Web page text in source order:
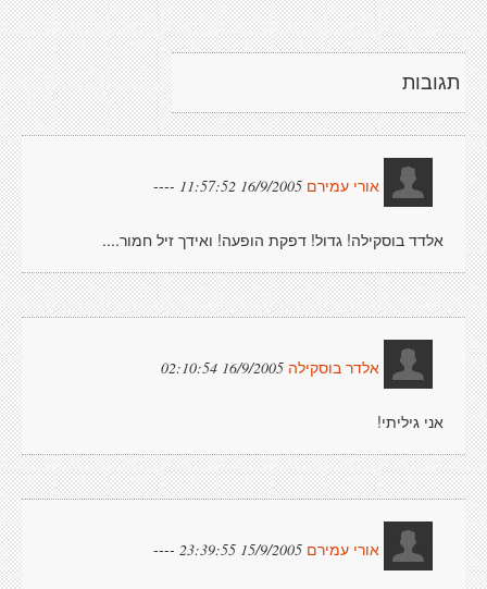
תגובות
אורי עמירם 16/9/2005 11:57:52
----
אלדד בוסקילה! גדול! דפקת הופעה! ואידך זיל חמור....
אלדר בוסקילה 16/9/2005 02:10:54
אני גיליתי!
אורי עמירם 15/9/2005 23:39:55
----